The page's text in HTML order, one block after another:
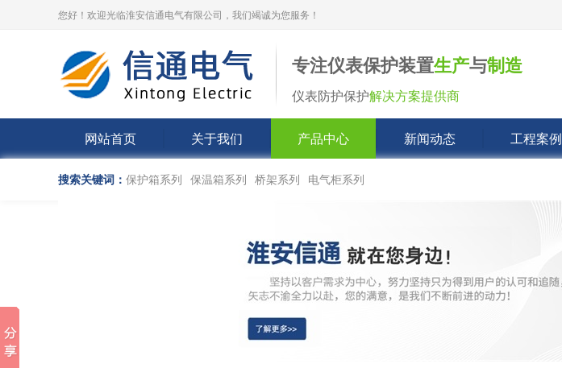
您好！欢迎光临淮安信通电气有限公司，我们竭诚为您服务！
专注仪表保护装置生产与制造
仪表防护保护解决方案提供商
网站首页 关于我们 产品中心 新闻动态 工程案例
搜索关键词： 保护箱系列 保温箱系列 桥架系列 电气柜系列